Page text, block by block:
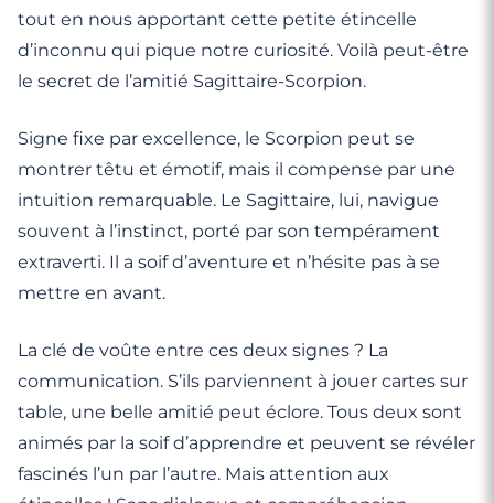
tout en nous apportant cette petite étincelle
d’inconnu qui pique notre curiosité. Voilà peut-être
le secret de l’amitié Sagittaire-Scorpion.
Signe fixe par excellence, le Scorpion peut se
montrer têtu et émotif, mais il compense par une
intuition remarquable. Le Sagittaire, lui, navigue
souvent à l’instinct, porté par son tempérament
extraverti. Il a soif d’aventure et n’hésite pas à se
mettre en avant.
La clé de voûte entre ces deux signes ? La
communication. S’ils parviennent à jouer cartes sur
table, une belle amitié peut éclore. Tous deux sont
animés par la soif d’apprendre et peuvent se révéler
fascinés l’un par l’autre. Mais attention aux